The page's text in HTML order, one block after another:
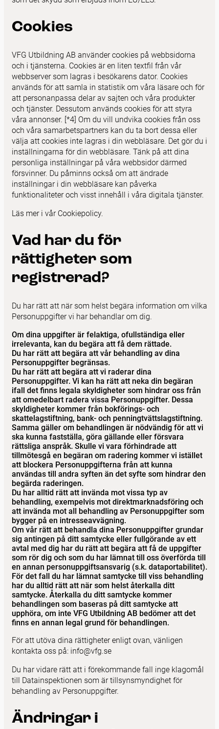
Cookies
VFG Utbildning AB använder cookies på webbsidorna
och i tjänsterna. Cookies är en liten textfil från vår
webbserver som lagras i besökarens dator. Cookies
används för att samla in statistik om våra läsare och för
att personanpassa delar av sajten och våra produkter
och tjänster. Dessutom används cookies för att styra
våra annonser. [*4] Om du vill undvika cookies från oss
och våra samarbetspartners kan du ta bort dessa eller
välja att cookies inte lagras i din webbläsare. Det gör du i
inställningarna för din webbläsare. Tänk på att dina
personliga inställningar på våra webbsidor därmed
försvinner. Du påminns också om att ändrade
inställningar i din webbläsare kan påverka
funktionaliteter och visst innehåll i våra digitala tjänster.
Läs mer i vår Cookiepolicy.
Vad har du för
rättigheter som
registrerad?
Du har rätt att när som helst begära information om vilka
Personuppgifter vi har behandlar om dig.
Om dina uppgifter är felaktiga, ofullständiga eller
irrelevanta, kan du begära att få dem rättade.
Du har rätt att begära att vår behandling av dina
Personuppgifter begränsas.
Du har rätt att begära att vi raderar dina
Personuppgifter. Vi kan ha rätt att neka din begäran
ifall det finns legala skyldigheter som hindrar oss från
att omedelbart radera vissa Personuppgifter. Dessa
skyldigheter kommer från bokförings- och
skattelagstiftning, bank- och penningtvättslagstiftning.
Samma gäller om behandlingen är nödvändig för att vi
ska kunna fastställa, göra gällande eller försvara
rättsliga anspråk. Skulle vi vara förhindrade att
tillmötesgå en begäran om radering kommer vi istället
att blockera Personuppgifterna från att kunna
användas till andra syften än det syfte som hindrar den
begärda raderingen.
Du har alltid rätt att invända mot vissa typ av
behandling, exempelvis mot direktmarknadsföring och
att invända mot all behandling av Personuppgifter som
bygger på en intresseavvägning.
Om vår rätt att behandla dina Personuppgifter grundar
sig antingen på ditt samtycke eller fullgörande av ett
avtal med dig har du rätt att begära att få de uppgifter
som rör dig och som du har lämnat till oss överförda till
en annan personuppgiftsansvarig (s.k. dataportabilitet).
För det fall du har lämnat samtycke till viss behandling
har du alltid rätt att när som helst återkalla ditt
samtycke. Återkalla du ditt samtycke kommer
behandlingen som baseras på ditt samtycke att
upphöra, om inte VFG Utbildning AB bedömer att det
finns en annan legal grund för behandlingen.
För att utöva dina rättigheter enligt ovan, vänligen
kontakta oss på: info@vfg.se
Du har vidare rätt att i förekommande fall inge klagomål
till Datainspektionen som är tillsynsmyndighet för
behandling av Personuppgifter.
Ändringar i